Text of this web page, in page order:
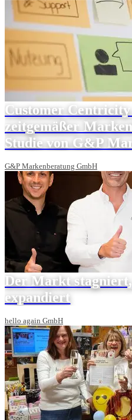
Customer Centricity
zeitgemäßer
Studie von G&P
G&P Markenberatung GmbH
Der Markt
expandiert
hello again GmbH